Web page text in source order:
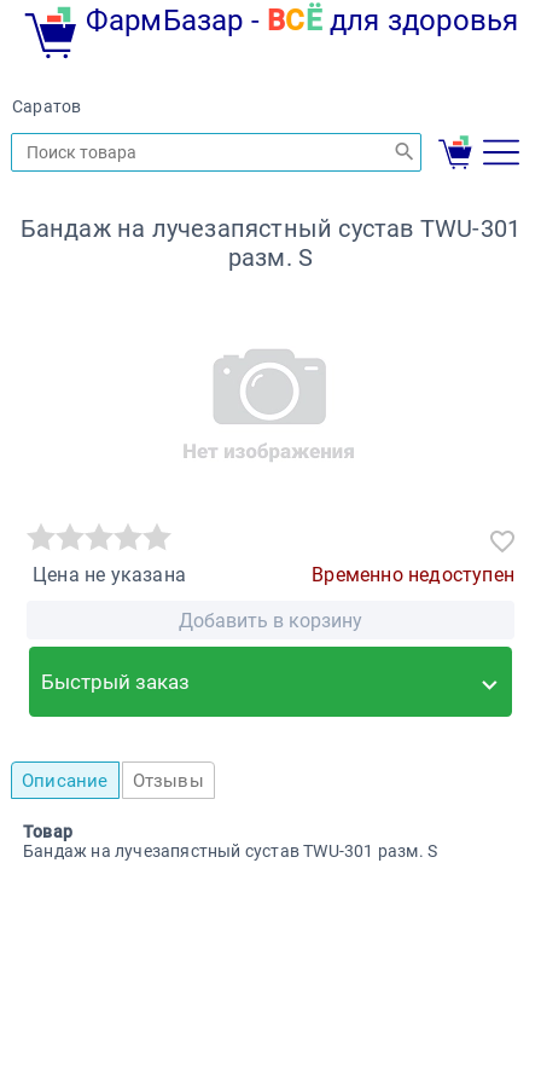
ФармБазар - ВС Ёдля здоровья
Саратов
Бандаж на лучезапястный сустав TWU-301
разм. S
Цена не указана
Временно недоступен
Добавить в корзину
Быстрый заказ
Описание Отзывы
Товар
Бандаж на лучезапястный сустав TWU-301 разм. S